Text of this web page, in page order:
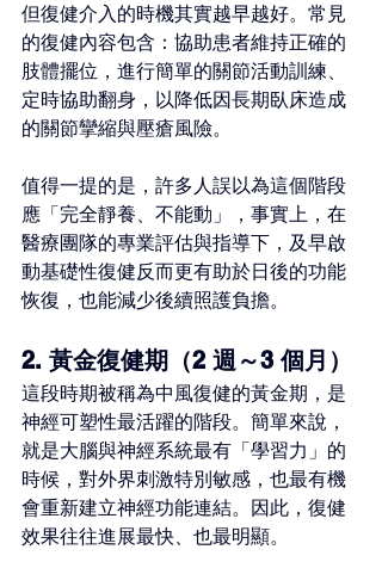
但復健介入的時機其實越早越好。常見
的復健內容包含：協助患者維持正確的
肢體擺位，進行簡單的關節活動訓練、
定時協助翻身，以降低因長期臥床造成
的關節攣縮與壓瘡風險。
值得一提的是，許多人誤以為這個階段
應「完全靜養、不能動」，事實上，在
醫療團隊的專業評估與指導下，及早啟
動基礎性復健反而更有助於日後的功能
恢復，也能減少後續照護負擔。
2. 黃金復健期（2 週～3 個月）
這段時期被稱為中風復健的黃金期，是
神經可塑性最活躍的階段。簡單來說，
就是大腦與神經系統最有「學習力」的
時候，對外界刺激特別敏感，也最有機
會重新建立神經功能連結。因此，復健
效果往往進展最快、也最明顯。